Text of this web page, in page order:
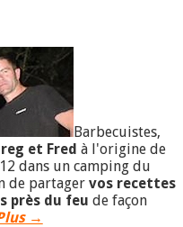
Barbecuistes,
et Fred à l'origine de
dans un camping du
de partager vos recettes
près du feu de façon
→